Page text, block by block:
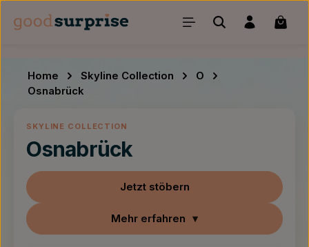
Zum Hauptinhalt springen
Home Skyline Collection
O
Osnabrück
SKYLINE COLLECTION
Osnabrück
Jetzt stöbern
Mehr erfahren ▾